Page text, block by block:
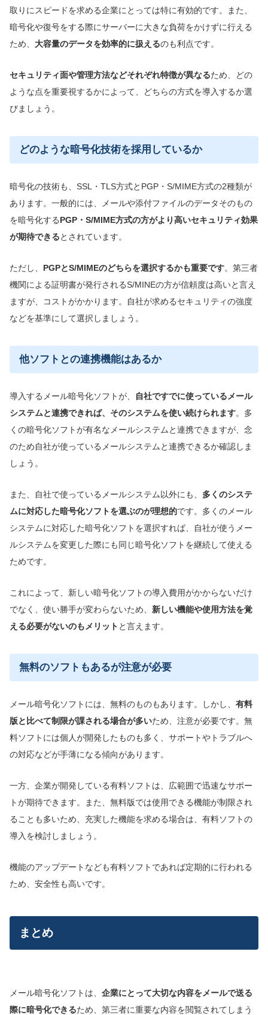
取りにスピードを求める企業にとっては特に有効的です。また、
暗号化や復号をする際にサーバーに大きな負荷をかけずに行える
ため、 大容量のデータを効率的に扱えるのも利点です。
セキュリティ面や管理方法などそれぞれ特徴が異なるため、どの
ような点を重要視するかによって、どちらの方式を導入するか選
びましょう。
どのような暗号化技術を採用しているか
暗号化の技術も、SSL・TLS方式とPGP・S/MIME方式の2種類が
あります。一般的には、メールや添付ファイルのデータそのもの
を暗号化するPGP・S/MIME方式の方がより高いセキュリティ効果
が期待できるとされています。
ただし、 PGPとS/MIMEのどちらを選択するかも重要です。第三者
機関による証明書が発行されるS/MINEの方が信頼度は高いと言え
ますが、コストがかかります。自社が求めるセキュリティの強度
などを基準にして選択しましょう。
他ソフトとの連携機能はあるか
導入するメール暗号化ソフトが、
自社ですでに使っているメール
システムと連携できれば、そのシステムを使い続けられます。多
くの暗号化ソフトが有名なメールシステムと連携できますが、念
のため自社が使っているメールシステムと連携できるか確認しま
しょう。
また、自社で使っているメールシステム以外にも、 多くのシステ
ムに対応した暗号化ソフトを選ぶのが理想的です。多くのメール
システムに対応した暗号化ソフトを選択すれば、自社が使うメー
ルシステムを変更した際にも同じ暗号化ソフトを継続して使える
ためです。
これによって、新しい暗号化ソフトの導入費用がかからないだけ
でなく、使い勝手が変わらないため、 新しい機能や使用方法を覚
える必要がないのもメリット と言えます。
無料のソフトもあるが注意が必要
メール暗号化ソフトには、無料のものもあります。しかし、 有料
版と比べて制限が課される場合が多いため、注意が必要です。無
料ソフトには個人が開発したものも多く、サポートやトラブルへ
の対応などが手薄になる傾向があります。
一方、企業が開発している有料ソフトは、広範囲で迅速なサポー
トが期待できます。また、無料版では使用できる機能が制限され
ることも多いため、充実した機能を求める場合は、有料ソフトの
導入を検討しましょう。
機能のアップデートなども有料ソフトであれば定期的に行われる
ため、安全性も高いです。
まとめ
メール暗号化ソフトは、 企業にとって大切な内容をメールで送る
際に暗号化できるため、第三者に重要な内容を閲覧されてしまう